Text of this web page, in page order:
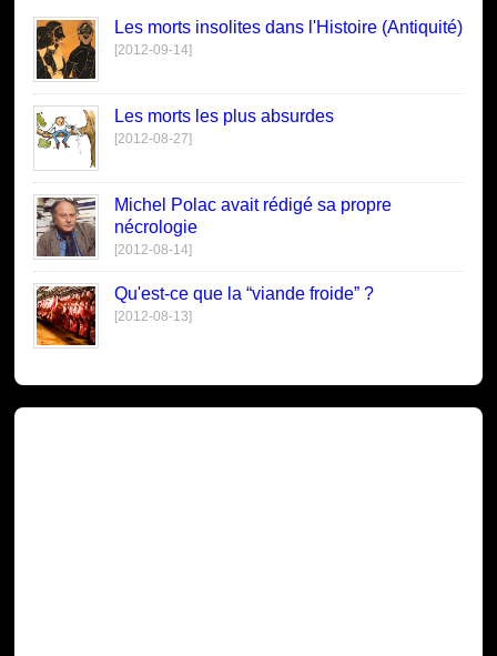
Les morts insolites dans l'Histoire (Antiquité)
[2012-09-14]
Les morts les plus absurdes
[2012-08-27]
Michel Polac avait rédigé sa propre
nécrologie
[2012-08-14]
Qu'est-ce que la “viande froide” ?
[2012-08-13]